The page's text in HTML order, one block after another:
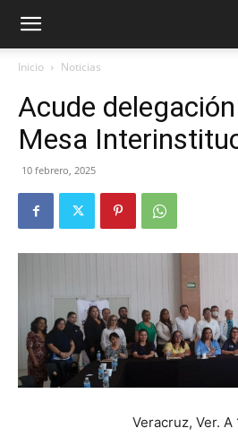
Inicio Noticias
Acude
Mesa
10 febrero, 2025
Veracruz, Ver.